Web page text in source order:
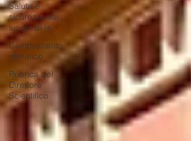
Salute e
sicurezza sui
luoghi di la
Cambiamento
climatico
Rubrica del
Direttore
Scientifico